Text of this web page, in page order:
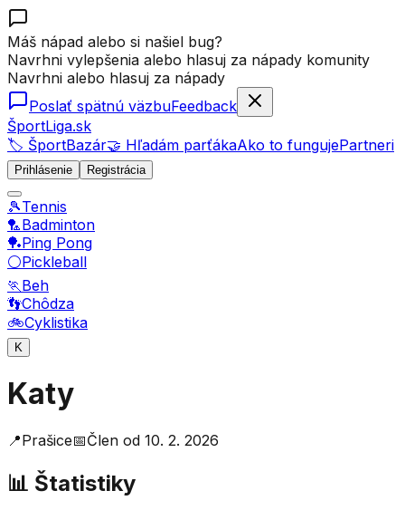
Máš nápad alebo si našiel bug?
Navrhni vylepšenia alebo hlasuj za nápady komunity
Navrhni alebo hlasuj za nápady
Poslať spätnú väzbuFeedback
ŠportLiga.sk
🏷️ ŠportBazár🤝 Hľadám parťákaAko to fungujePartneri
Prihlásenie Registrácia
🎾Tennis
🏸Badminton
🏓Ping Pong
⚪Pickleball
🏃Beh
👣Chôdza
🚲Cyklistika
K
Katy
📍Prašice📅Člen od 10. 2. 2026
📊 Štatistiky